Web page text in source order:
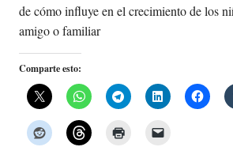
de cómo influye en el crecimiento de los
amigo o familiar
Comparte esto: